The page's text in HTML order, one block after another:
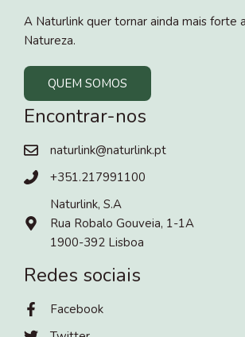
A Naturlink quer tornar ainda mais forte
Natureza.
QUEM SOMOS
Encontrar-nos
naturlink@naturlink.pt
+351.217991100
Naturlink, S.A
Rua Robalo Gouveia, 1-1A
1900-392 Lisboa
Redes sociais
Facebook